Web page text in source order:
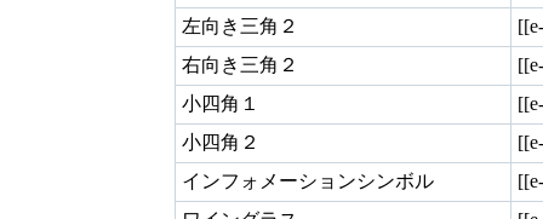
左向き三角２
右向き三角２
小四角１
小四角２
インフォメーションシンボル